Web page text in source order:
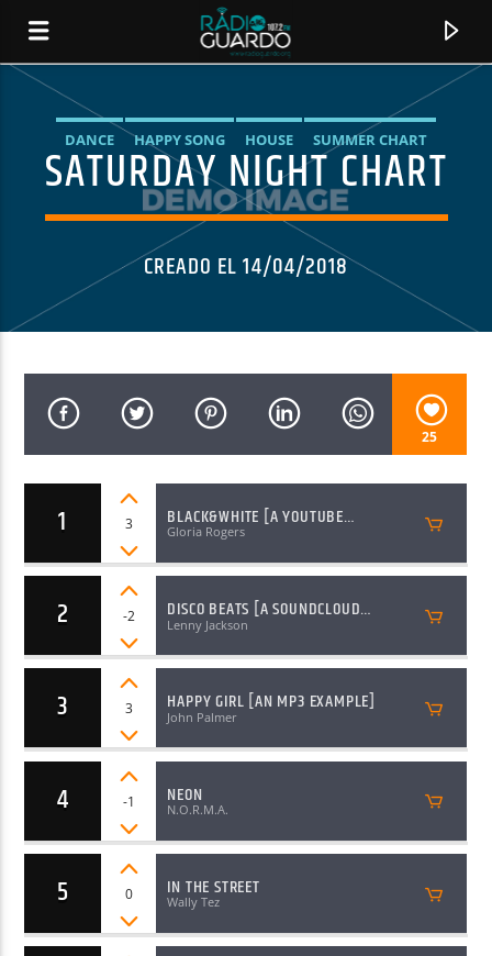
CANCIÓN ACTUAL
TÍTULO
Radio AMGu
DANCE HAPPY SONG HOUSE
SUMMER CHART
TECH HOUSE
SATURDAY NIGHT CHART
CREADO EL 14/04/2018
25
1 3 BLACK&WHITE [A YOUTUBE
EXAMPLE]
Gloria Rogers
2 -2 DISCO BEATS [A SOUNDCLOUD
EXAMPLE]
Lenny Jackson
3 3 HAPPY GIRL [AN MP3 EXAMPLE]
John Palmer
4 -1 NEON
N.O.R.M.A.
5 0 IN THE STREET
Wally Tez